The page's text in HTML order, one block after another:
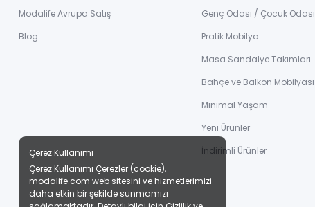
Modalife Avrupa Satış
Blog
Genç Odası / Çocuk Odası
Pratik Mobilya
Masa Sandalye Takımları
Bahçe ve Balkon Mobilyası
Minimal Yaşam
Yeni Ürünler
İndirimli Ürünler
Çerez Kullanımı
Çerez Kullanımı Çerezler (cookie),
modalife.com web sitesini ve hizmetlerimizi
daha etkin bir şekilde sunmamızı